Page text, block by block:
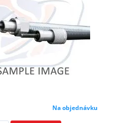
Na objednávku